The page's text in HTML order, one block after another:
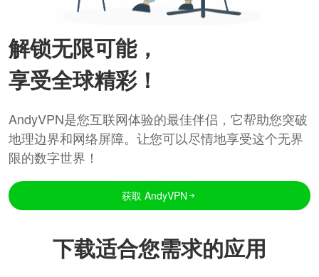
解锁无限可能，
享受全球精彩！
AndyVPN是您互联网体验的最佳伴侣，它帮助您突破
地理边界和网络屏障。让您可以尽情地享受这个无界
限的数字世界！
获取 AndyVPN
下载适合您需求的应用